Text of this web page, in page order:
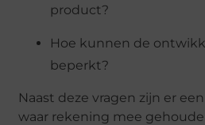
product?
Hoe kunnen de
beperkt?
Naast deze vragen zijn er
waar rekening mee